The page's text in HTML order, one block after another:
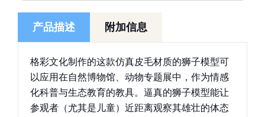
产品描述 附加信息
格彩文化制作的这款仿真皮毛材质的狮子模型可
以应用在自然博物馆、动物专题展中，作为情感
化科普与生态教育的教具。逼真的狮子模型能让
参观者（尤其是儿童）近距离观察其雄壮的体态